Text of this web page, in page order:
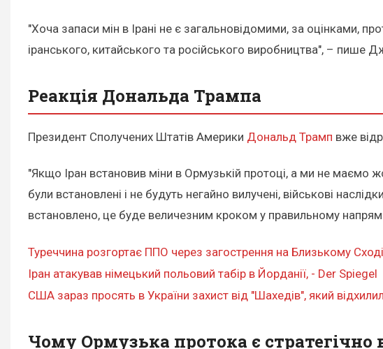
"Хоча запаси мін в Ірані не є загальновідомими, за оцінками,
іранського, китайського та російського виробництва", – пише
Реакція Дональда Трампа
Президент Сполучених Штатів Америки Дональд Трамп вже
"Якщо Іран встановив міни в Ормузькій протоці, а ми не маємо
були встановлені і не будуть негайно вилучені, військові
встановлено, це буде величезним кроком у правильному
Туреччина розгортає ППО через загострення на Близькому
Іран атакував німецький польовий табір в Йорданії, - Der Spiegel
США зараз просять в України захист від "Шахедів", який
Чому Ормузька протока є